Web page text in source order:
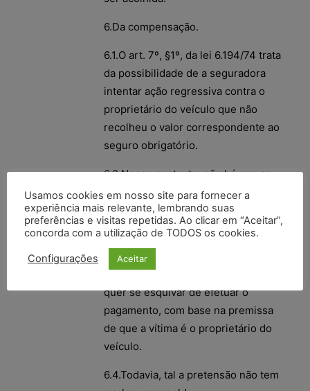
6.Da compensação.
6.1.O art. 7º, §1º, da lei 6.194/74 trata
da possibilidade de a seguradora
intentar ação regressiva contra o
proprietário do veículo que não
recolheu o valor correspondente ao
seguro obrigatório.
6.2.Nesse contexto, não há que se
vislumbrar em que sentido poderia
haver a compensação integral entre
o valor da indenização e o do seguro
obrigatório não adimplido.
6.3.Ao que tudo indica, a apelante
quer se esquivar de efetuar o
pagamento, com base na premissa
de que a vítima é o proprietário do
veículo.
6.4.Todavia, tal a pretensão não tem
Usamos cookies em nosso site para fornecer a
experiência mais relevante, lembrando suas
preferências e visitas repetidas. Ao clicar em “Aceitar”,
concorda com a utilização de TODOS os cookies.
Configurações Aceitar